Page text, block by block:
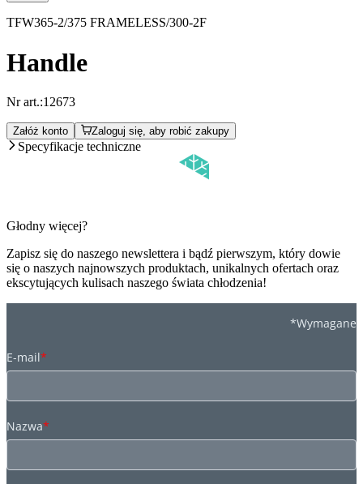
TFW365-2/375 FRAMELESS/300-2F
Handle
Nr art.:12673
Załóż konto Zaloguj się, aby robić zakupy
Specyfikacje techniczne
Głodny więcej?
Zapisz się do naszego newslettera i bądź pierwszym, który dowie
się o naszych najnowszych produktach, unikalnych ofertach oraz
ekscytujących kulisach naszego świata chłodzenia!
*Wymagane
E-mail*
Nazwa*